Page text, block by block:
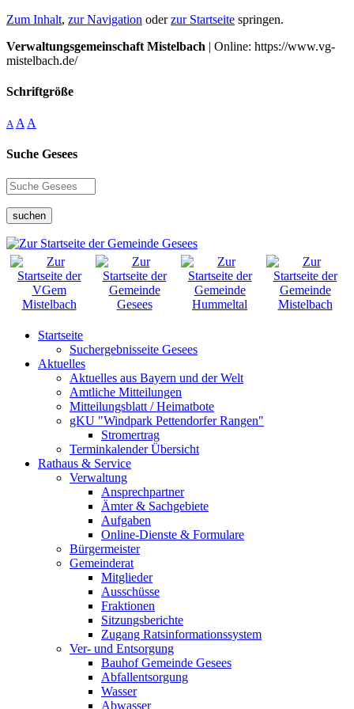
Zum Inhalt, zur Navigation oderzur Startseite springen.
Verwaltungsgemeinschaft Mistelbach | Online: https://www.vg-
mistelbach.de/
Schriftgröße
A A A
Suche Gesees
suchen
Startseite
Suchergebnisseite Gesees
Aktuelles
Aktuelles aus Bayern und der Welt
Amtliche Mitteilungen
Mitteilungsblatt / Heimatbote
gKU "Windpark Pettendorfer Rangen"
Stromertrag
Terminkalender Übersicht
Rathaus & Service
Verwaltung
Ansprechpartner
Ämter & Sachgebiete
Aufgaben
Online-Dienste & Formulare
Bürgermeister
Gemeinderat
Mitglieder
Ausschüsse
Fraktionen
Sitzungsberichte
Zugang Ratsinformationssystem
Ver- und Entsorgung
Bauhof Gemeinde Gesees
Abfallentsorgung
Wasser
Abwasser